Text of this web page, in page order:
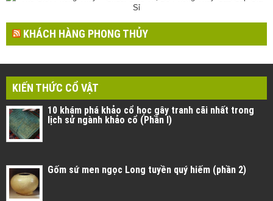
KHÁCH HÀNG PHONG THỦY
KIẾN THỨC CỔ VẬT
10 khám phá khảo cổ học gây tranh cãi nhất trong
lịch sử ngành khảo cổ (Phần I)
Gốm sứ men ngọc Long tuyền quý hiếm (phần 2)